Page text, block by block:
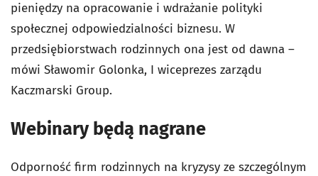
pieniędzy na opracowanie i wdrażanie polityki
społecznej odpowiedzialności biznesu. W
przedsiębiorstwach rodzinnych ona jest od dawna –
mówi Sławomir Golonka, I wiceprezes zarządu
Kaczmarski Group.
Webinary będą nagrane
Odporność firm rodzinnych na kryzysy ze szczególnym